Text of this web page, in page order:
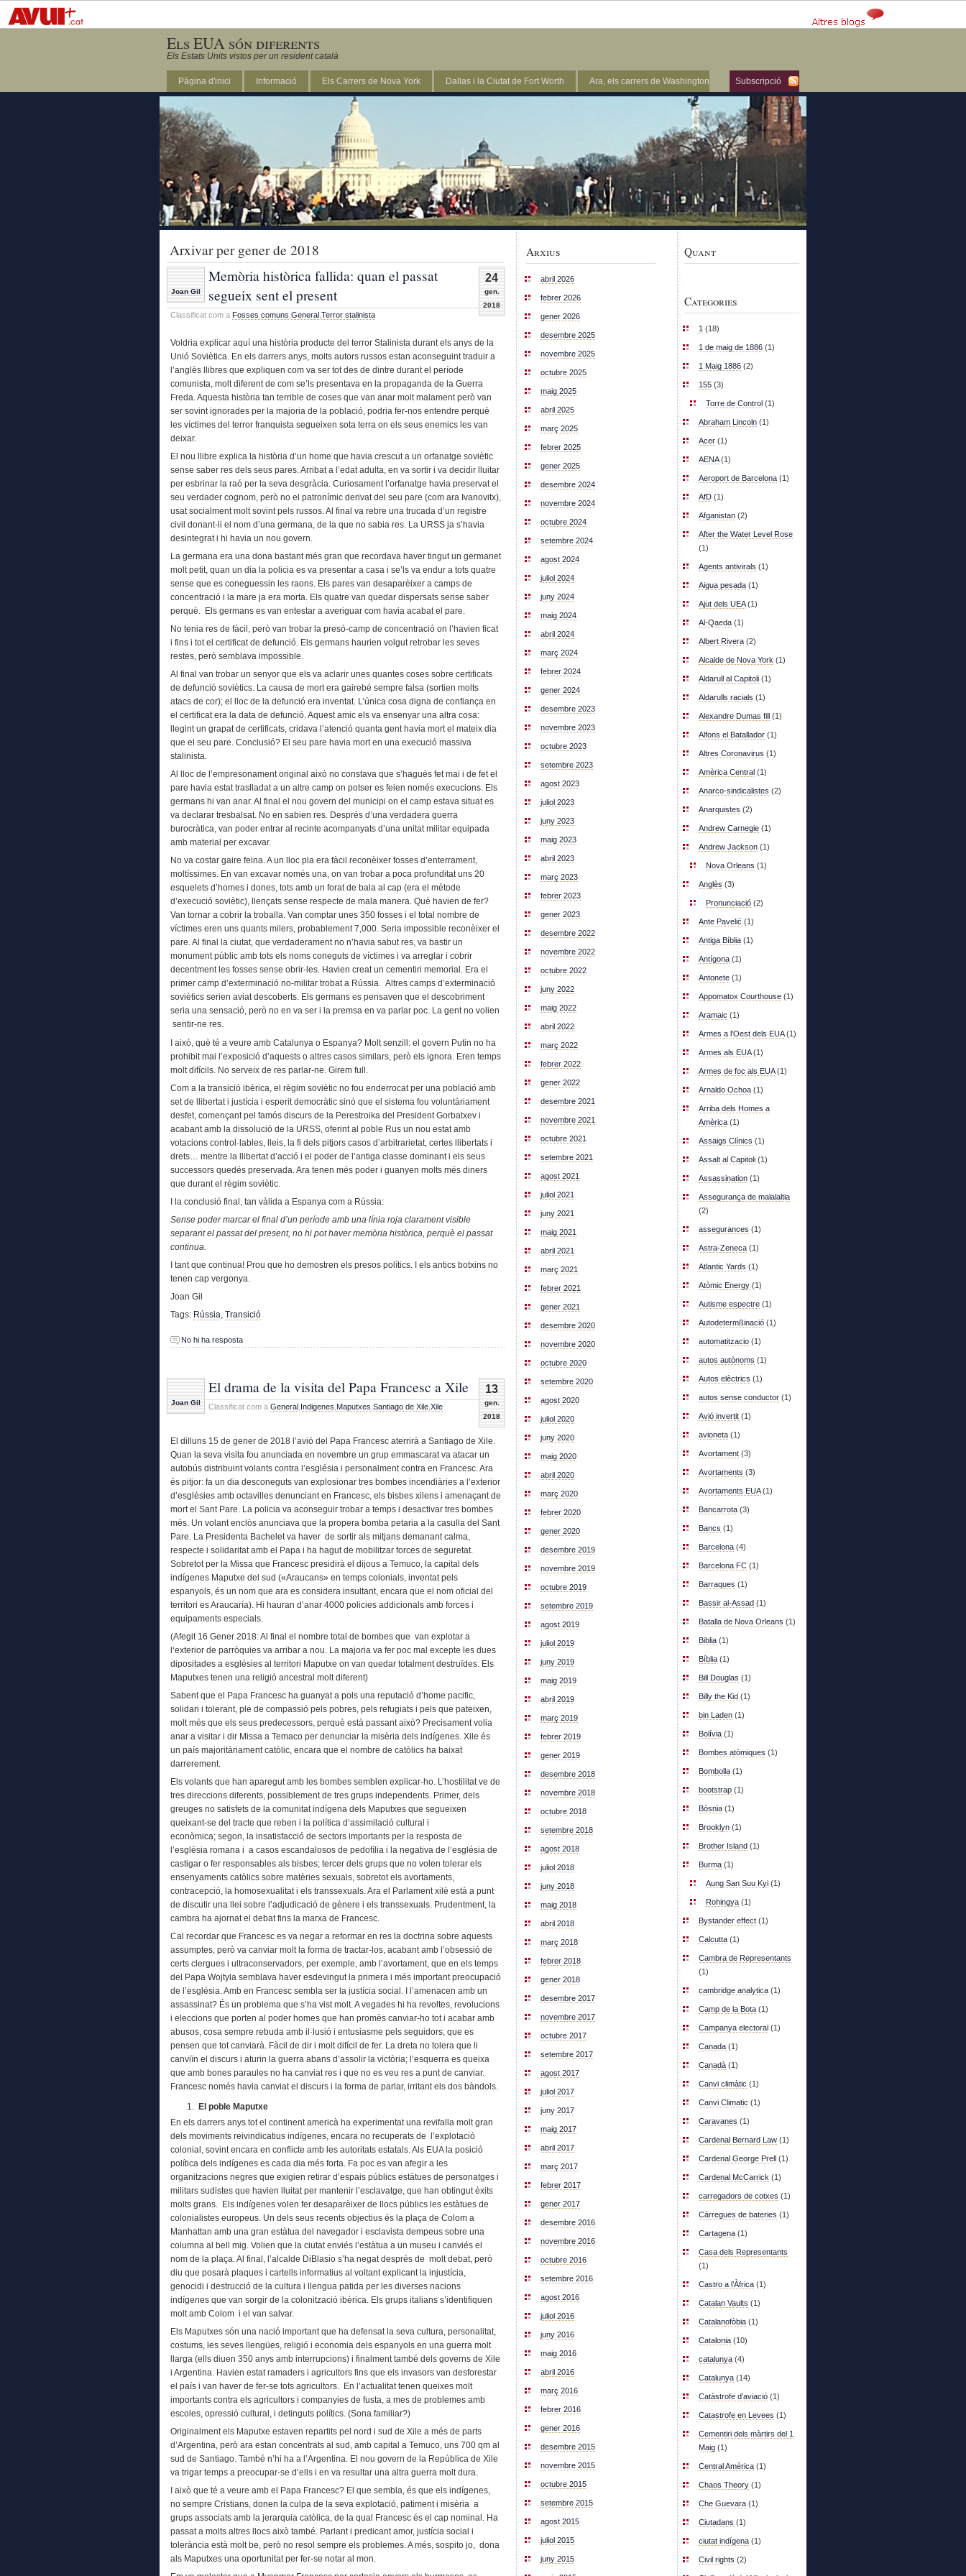
Els EUA són diferents
Els Estats Units vistos per un resident català
Subscripció
Pàgina d'inici Informació Els Carrers de Nova York Dallas i la Ciutat de Fort Worth Ara, els carrers de Washington
Arxivar per gener de 2018
24
gen.
2018
Joan Gil
Memòria històrica fallida: quan el passat
segueix sent el present
Classificat com a Fosses comuns General Terror stalinista
Voldria explicar aquí una història producte del terror Stalinista durant els anys de la
Unió Soviètica. En els darrers anys, molts autors russos estan aconseguint traduir a
l’anglès llibres que expliquen com va ser tot des de dintre durant el període
comunista, molt diferent de com se’ls presentava en la propaganda de la Guerra
Freda. Aquesta història tan terrible de coses que van anar molt malament però van
ser sovint ignorades per la majoria de la població, podria fer-nos entendre perquè
les víctimes del terror franquista segueixen sota terra on els seus enemics les van
deixar.
El nou llibre explica la història d’un home que havia crescut a un orfanatge soviètic
sense saber res dels seus pares. Arribat a l’edat adulta, en va sortir i va decidir lluitar
per esbrinar la raó per la seva desgràcia. Curiosament l’orfanatge havia preservat el
seu verdader cognom, però no el patronímic derivat del seu pare (com ara Ivanovitx),
usat socialment molt sovint pels russos. Al final va rebre una trucada d’un registre
civil donant-li el nom d’una germana, de la que no sabia res. La URSS ja s’havia
desintegrat i hi havia un nou govern.
La germana era una dona bastant més gran que recordava haver tingut un germanet
molt petit, quan un dia la policia es va presentar a casa i se’ls va endur a tots quatre
sense que es coneguessin les raons. Els pares van desaparèixer a camps de
concentració i la mare ja era morta. Els quatre van quedar dispersats sense saber
perquè. Els germans es van entestar a averiguar com havia acabat el pare.
No tenia res de fàcil, però van trobar la presó-camp de concentració on l’havien ficat
i fins i tot el certificat de defunció. Els germans haurien volgut retrobar les seves
restes, però semblava impossible.
Al final van trobar un senyor que els va aclarir unes quantes coses sobre certificats
de defunció soviètics. La causa de mort era gairebé sempre falsa (sortien molts
atacs de cor); el lloc de la defunció era inventat. L’única cosa digna de confiança en
el certificat era la data de defunció. Aquest amic els va ensenyar una altra cosa:
llegint un grapat de certificats, cridava l’atenció quanta gent havia mort el mateix dia
que el seu pare. Conclusió? El seu pare havia mort en una execució massiva
stalinista.
Al lloc de l’empresonament original això no constava que s’hagués fet mai i de fet el
pare havia estat traslladat a un altre camp on potser es feien només execucions. Els
germans hi van anar. Al final el nou govern del municipi on el camp estava situat es
va declarar tresbalsat. No en sabien res. Després d’una verdadera guerra
burocràtica, van poder entrar al recinte acompanyats d’una unitat militar equipada
amb material per excavar.
No va costar gaire feina. A un lloc pla era fàcil reconèixer fosses d’enterrament,
moltíssimes. En van excavar només una, on van trobar a poca profunditat uns 20
esquelets d’homes i dones, tots amb un forat de bala al cap (era el mètode
d’execució soviètic), llençats sense respecte de mala manera. Què havien de fer?
Van tornar a cobrir la troballa. Van comptar unes 350 fosses i el total nombre de
víctimes eren uns quants milers, probablement 7,000. Seria impossible reconèixer el
pare. Al final la ciutat, que verdaderament no n’havia sabut res, va bastir un
monument públic amb tots els noms coneguts de víctimes i va arreglar i cobrir
decentment les fosses sense obrir-les. Havien creat un cementiri memorial. Era el
primer camp d’exterminació no-militar trobat a Rússia. Altres camps d’exterminació
soviètics serien aviat descoberts. Els germans es pensaven que el descobriment
seria una sensació, però no en va ser i la premsa en va parlar poc. La gent no volien
sentir-ne res.
I això, què té a veure amb Catalunya o Espanya? Molt senzill: el govern Putin no ha
prohibit mai l’exposició d’aquests o altres casos similars, però els ignora. Eren temps
molt difícils. No serveix de res parlar-ne. Girem full.
Com a la transició ibèrica, el règim soviètic no fou enderrocat per una població amb
set de llibertat i justícia i esperit democràtic sinó que el sistema fou voluntàriament
desfet, començant pel famós discurs de la Perestroika del President Gorbatxev i
acabant amb la dissolució de la URSS, oferint al poble Rus un nou estat amb
votacions control·lables, lleis, la fi dels pitjors casos d’arbitrarietat, certes llibertats i
drets… mentre la llibertat d’acció i el poder de l’antiga classe dominant i els seus
successors quedés preservada. Ara tenen més poder i guanyen molts més diners
que durant el règim soviètic.
I la conclusió final, tan vàlida a Espanya com a Rússia:
Sense poder marcar el final d’un període amb una línia roja clarament visible
separant el passat del present, no hi pot haver memòria històrica, perquè el passat
continua.
I tant que continua! Prou que ho demostren els presos polítics. I els antics botxins no
tenen cap vergonya.
Joan Gil
Tags: Rússia, Transició
No hi ha resposta
13
gen.
2018
Joan Gil
El drama de la visita del Papa Francesc a Xile
Classificat com a General Indigenes Maputxes Santiago de Xile Xile
El dilluns 15 de gener de 2018 l’avió del Papa Francesc aterrirà a Santiago de Xile.
Quan la seva visita fou anunciada en novembre un grup emmascarat va atacar un
autobús distribuint volants contra l’església i personalment contra en Francesc. Ara
és pitjor: fa un dia desconeguts van explosionar tres bombes incendiàries a l’exterior
d’esglésies amb octavilles denunciant en Francesc, els bisbes xilens i amenaçant de
mort el Sant Pare. La policia va aconseguir trobar a temps i desactivar tres bombes
més. Un volant enclòs anunciava que la propera bomba petaria a la casulla del Sant
Pare. La Presidenta Bachelet va haver de sortir als mitjans demanant calma,
respecte i solidaritat amb el Papa i ha hagut de mobilitzar forces de seguretat.
Sobretot per la Missa que Francesc presidirà el dijous a Temuco, la capital dels
indígenes Maputxe del sud («Araucans» en temps colonials, inventat pels
espanyols, és un nom que ara es considera insultant, encara que el nom oficial del
territori es Araucaría). Hi hauran d’anar 4000 policies addicionals amb forces i
equipaments especials.
(Afegit 16 Gener 2018: Al final el nombre total de bombes que van explotar a
l‘exterior de parròquies va arribar a nou. La majoria va fer poc mal excepte les dues
dipositades a esglésies al territori Maputxe on van quedar totalment destruïdes. Els
Maputxes tenen una religió ancestral molt diferent)
Sabent que el Papa Francesc ha guanyat a pols una reputació d’home pacific,
solidari i tolerant, ple de compassió pels pobres, pels refugiats i pels que pateixen,
molt més que els seus predecessors, perquè està passant això? Precisament volia
anar a visitar i dir Missa a Temaco per denunciar la misèria dels indígenes. Xile és
un país majoritàriament catòlic, encara que el nombre de catòlics ha baixat
darrerement.
Els volants que han aparegut amb les bombes semblen explicar-ho. L’hostilitat ve de
tres direccions diferents, possiblement de tres grups independents. Primer, dels
greuges no satisfets de la comunitat indígena dels Maputxes que segueixen
queixant-se del tracte que reben i la política d‘assimilació cultural i
econòmica; segon, la insatisfacció de sectors importants per la resposta de
l’església romana i a casos escandalosos de pedofília i la negativa de l’església de
castigar o fer responsables als bisbes; tercer dels grups que no volen tolerar els
ensenyaments catòlics sobre matèries sexuals, sobretot els avortaments,
contracepció, la homosexualitat i els transsexuals. Ara el Parlament xilè està a punt
de discutir una llei sobre l’adjudicació de gènere i els transsexuals. Prudentment, la
cambra ha ajornat el debat fins la marxa de Francesc.
Cal recordar que Francesc es va negar a reformar en res la doctrina sobre aquests
assumptes, però va canviar molt la forma de tractar-los, acabant amb l’obsessió de
certs clergues i ultraconservadors, per exemple, amb l’avortament, que en els temps
del Papa Wojtyla semblava haver esdevingut la primera i més important preocupació
de l’església. Amb en Francesc sembla ser la justícia social. I l’amenacen amb un
assassinat? És un problema que s’ha vist molt. A vegades hi ha revoltes, revolucions
i eleccions que porten al poder homes que han promès canviar-ho tot i acabar amb
abusos, cosa sempre rebuda amb il·lusió i entusiasme pels seguidors, que es
pensen que tot canviarà. Fàcil de dir i molt difícil de fer. La dreta no tolera que li
canviïn el discurs i aturin la guerra abans d’assolir la victòria; l’esquerra es queixa
que amb bones paraules no ha canviat res i que no es veu res a punt de canviar.
Francesc només havia canviat el discurs i la forma de parlar, irritant els dos bàndols.
El poble Maputxe
En els darrers anys tot el continent americà ha experimentat una revifalla molt gran
dels moviments reivindicatius indígenes, encara no recuperats de l’explotació
colonial, sovint encara en conflicte amb les autoritats estatals. Als EUA la posició
política dels indígenes es cada dia més forta. Fa poc es van afegir a les
organitzacions negres que exigien retirar d’espais públics estàtues de personatges i
militars sudistes que havien lluitat per mantenir l’esclavatge, que han obtingut èxits
molts grans. Els indígenes volen fer desaparèixer de llocs públics les estàtues de
colonialistes europeus. Un dels seus recents objectius és la plaça de Colom a
Manhattan amb una gran estàtua del navegador i esclavista dempeus sobre una
columna al bell mig. Volien que la ciutat enviés l’estàtua a un museu i canviés el
nom de la plaça. Al final, l’alcalde DiBlasio s’ha negat després de molt debat, però
diu que posarà plaques i cartells informatius al voltant explicant la injustícia,
genocidi i destrucció de la cultura i llengua patida per les diverses nacions
indígenes que van sorgir de la colonització ibèrica. Els grups italians s’identifiquen
molt amb Colom i el van salvar.
Els Maputxes són una nació important que ha defensat la seva cultura, personalitat,
costums, les seves llengües, religió i economia dels espanyols en una guerra molt
llarga (ells diuen 350 anys amb interrupcions) i finalment també dels governs de Xile
i Argentina. Havien estat ramaders i agricultors fins que els invasors van desforestar
el país i van haver de fer-se tots agricultors. En l’actualitat tenen queixes molt
importants contra els agricultors i companyies de fusta, a mes de problemes amb
escoles, opressió cultural, i detinguts polítics. (Sona familiar?)
Originalment els Maputxe estaven repartits pel nord i sud de Xile a més de parts
d’Argentina, però ara estan concentrats al sud, amb capital a Temuco, uns 700 qm al
sud de Santiago. També n’hi ha a l’Argentina. El nou govern de la República de Xile
va trigar temps a preocupar-se d’ells i en va resultar una altra guerra molt dura.
I això que té a veure amb el Papa Francesc? El que sembla, és que els indígenes,
no sempre Cristians, donen la culpa de la seva explotació, patiment i misèria a
grups associats amb la jerarquia catòlica, de la qual Francesc és el cap nominal. Ha
passat a molts altres llocs això també. Parlant i predicant amor, justícia social i
tolerància està molt be, però no resol sempre els problemes. A més, sospito jo, dona
als Maputxes una oportunitat per fer-se notar al mon.
Arxius
abril 2026
febrer 2026
gener 2026
desembre 2025
novembre 2025
octubre 2025
maig 2025
abril 2025
març 2025
febrer 2025
gener 2025
desembre 2024
novembre 2024
octubre 2024
setembre 2024
agost 2024
juliol 2024
juny 2024
maig 2024
abril 2024
març 2024
febrer 2024
gener 2024
desembre 2023
novembre 2023
octubre 2023
setembre 2023
agost 2023
juliol 2023
juny 2023
maig 2023
abril 2023
març 2023
febrer 2023
gener 2023
desembre 2022
novembre 2022
octubre 2022
juny 2022
maig 2022
abril 2022
març 2022
febrer 2022
gener 2022
desembre 2021
novembre 2021
octubre 2021
setembre 2021
agost 2021
juliol 2021
juny 2021
maig 2021
abril 2021
març 2021
febrer 2021
gener 2021
desembre 2020
novembre 2020
octubre 2020
setembre 2020
agost 2020
juliol 2020
juny 2020
maig 2020
abril 2020
març 2020
febrer 2020
gener 2020
desembre 2019
novembre 2019
octubre 2019
setembre 2019
agost 2019
juliol 2019
juny 2019
maig 2019
abril 2019
març 2019
febrer 2019
gener 2019
desembre 2018
novembre 2018
octubre 2018
setembre 2018
agost 2018
juliol 2018
juny 2018
maig 2018
abril 2018
març 2018
febrer 2018
gener 2018
desembre 2017
novembre 2017
octubre 2017
setembre 2017
agost 2017
juliol 2017
juny 2017
maig 2017
abril 2017
març 2017
febrer 2017
gener 2017
desembre 2016
novembre 2016
octubre 2016
setembre 2016
agost 2016
juliol 2016
juny 2016
maig 2016
abril 2016
març 2016
febrer 2016
gener 2016
desembre 2015
novembre 2015
octubre 2015
setembre 2015
agost 2015
juliol 2015
juny 2015
Quant
Categories
1 (18)
1 de maig de 1886 (1)
1 Maig 1886 (2)
155 (3)
Torre de Control (1)
Abraham Lincoln (1)
Acer (1)
AENA(1)
Aeroport de Barcelona (1)
AfD (1)
Afganistan (2)
After the Water Level Rose
(1)
Agents antivirals (1)
Aigua pesada (1)
Ajut dels UEA(1)
Al-Qaeda (1)
Albert Rivera (2)
Alcalde de Nova York (1)
Aldarull al Capitoli (1)
Aldarulls racials (1)
Alexandre Dumas fill (1)
Alfons el Batallador (1)
Altres Coronavirus (1)
Amèrica Central (1)
Anarco-sindicalistes (2)
Anarquistes (2)
Andrew Carnegie (1)
Andrew Jackson (1)
Nova Orleans (1)
Anglès (3)
Pronunciació (2)
Ante Pavelić (1)
Antiga Bíblia (1)
Antígona (1)
Antonete (1)
Appomatox Courthouse (1)
Aramaic (1)
Armes a l'Oest dels EUA(1)
Armes als EUA(1)
Armes de foc als EUA(1)
Arnaldo Ochoa (1)
Arriba dels Homes a
Amèrica (1)
Assaigs Clínics (1)
Assalt al Capitoli (1)
Assassination (1)
Assegurança de malalaltia
(2)
assegurances (1)
Astra-Zeneca (1)
Atlantic Yards (1)
Atòmic Energy (1)
Autisme espectre (1)
Autodetermßinació (1)
automatitzacio (1)
autos autònoms (1)
Autos elèctrics (1)
autos sense conductor (1)
Avió invertit (1)
avioneta (1)
Avortament (3)
Avortaments (3)
Avortaments EUA(1)
Bancarrota (3)
Bancs (1)
Barcelona (4)
Barcelona FC (1)
Barraques (1)
Bassir al-Assad (1)
Batalla de Nova Orleans (1)
Biblia (1)
Bíblia (1)
Bill Douglas (1)
Billy the Kid (1)
bin Laden (1)
Bolívia (1)
Bombes atòmiques (1)
Bombolla (1)
bootstrap (1)
Bòsnia (1)
Brooklyn (1)
Brother Island (1)
Burma (1)
Aung San Suu Kyi (1)
Rohingya (1)
Bystander effect (1)
Calcutta (1)
Cambra de Representants
(1)
cambridge analytica (1)
Camp de la Bota (1)
Campanya electoral (1)
Canada (1)
Canadà (1)
Canvi climàtic (1)
Canvi Climatic (1)
Caravanes (1)
Cardenal Bernard Law (1)
Cardenal George Prell (1)
Cardenal McCarrick (1)
carregadors de cotxes (1)
Càrregues de bateries (1)
Cartagena (1)
Casa dels Representants
(1)
Castro a l’Àfrica (1)
Catalan Vaults (1)
Catalanofòbia (1)
Catalonia (10)
catalunya (4)
Catalunya (14)
Catàstrofe d’aviació (1)
Catastrofe en Levees (1)
Cementiri dels màrtirs del 1
Maig (1)
Central Amèrica (1)
Chaos Theory (1)
Che Guevara (1)
Ciutadans (1)
ciutat indígena (1)
Civil rights (2)